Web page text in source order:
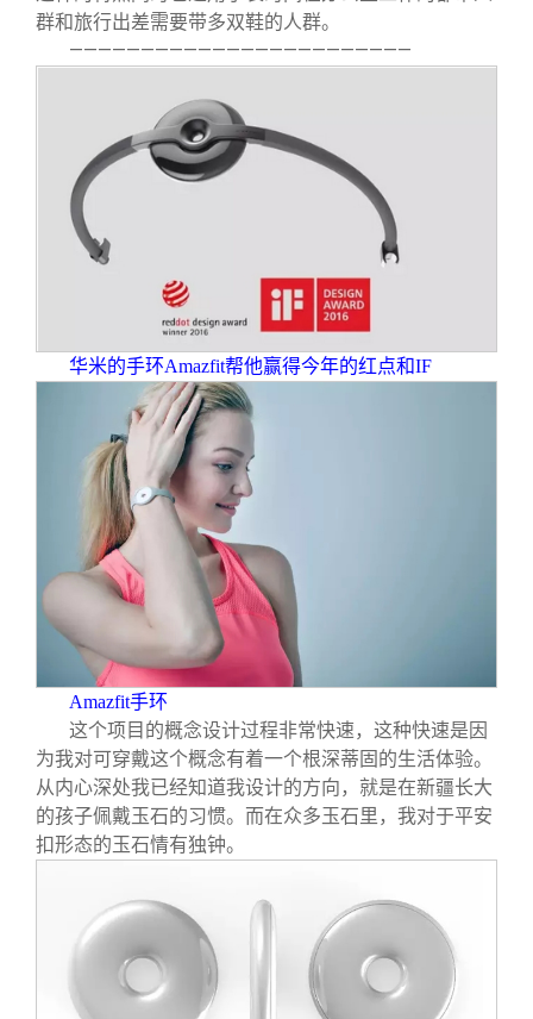
群和旅行出差需要带多双鞋的人群。
————————————————————————
华米的手环Amazfit帮他赢得今年的红点和IF
Amazfit手环
这个项目的概念设计过程非常快速，这种快速是因
为我对可穿戴这个概念有着一个根深蒂固的生活体验。
从内心深处我已经知道我设计的方向，就是在新疆长大
的孩子佩戴玉石的习惯。而在众多玉石里，我对于平安
扣形态的玉石情有独钟。